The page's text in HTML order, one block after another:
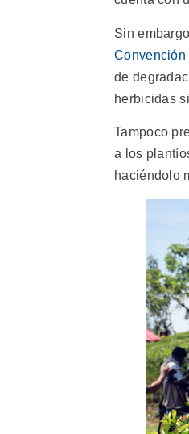
Sin
Convención
de
herbicidas
Tampoco
a los
haciéndolo